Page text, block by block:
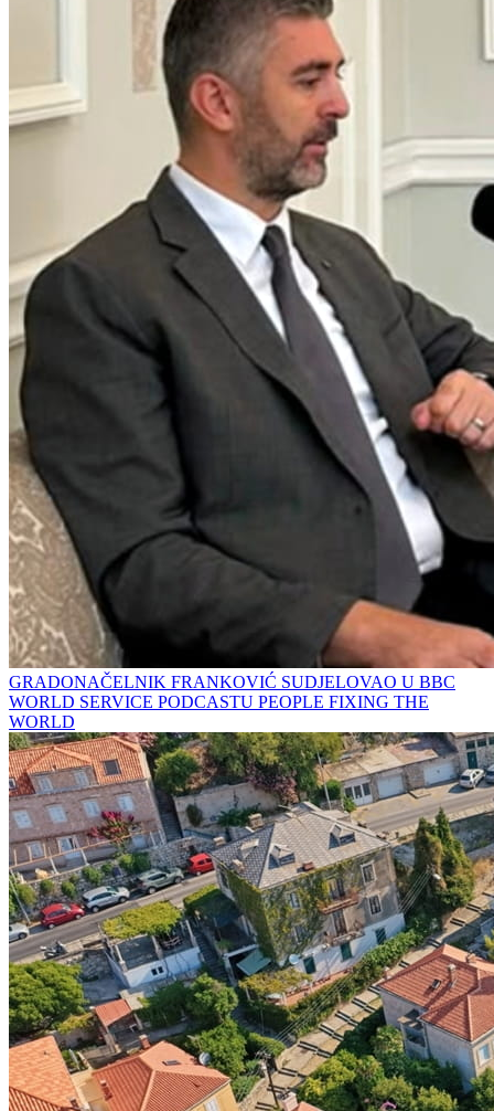
GRADONAČELNIK FRANKOVIĆ SUDJELOVAO U BBC
WORLD SERVICE PODCASTU PEOPLE FIXING THE
WORLD